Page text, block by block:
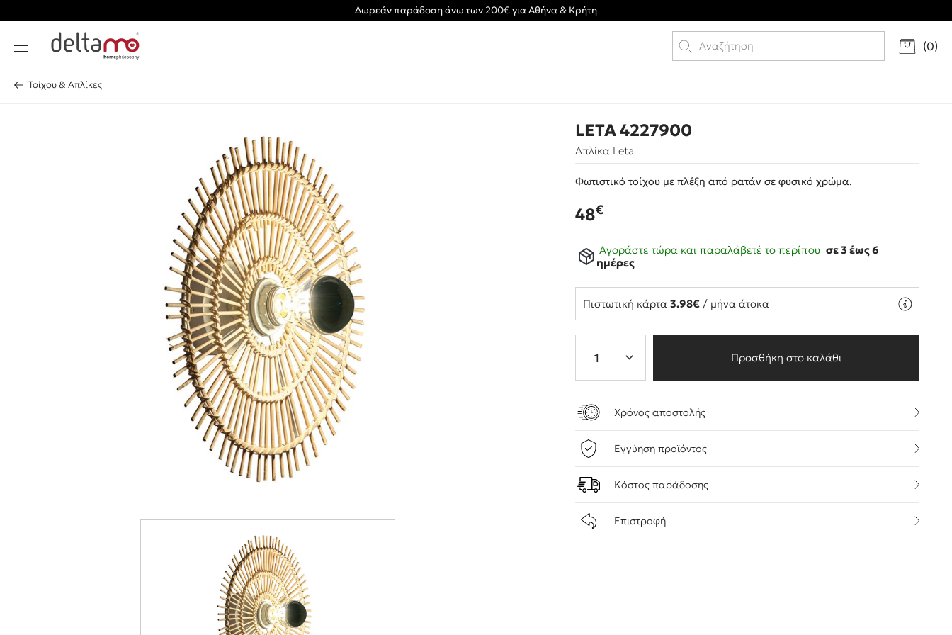
Δωρεάν παράδοση άνω των 200€ για Αθήνα & Κρήτη
(0)
Τοίχου & Απλίκες
LETA 4227900
Απλίκα Leta
Φωτιστικό τοίχου με πλέξη από ρατάν σε φυσικό χρώμα.
48€
Αγοράστε τώρα και παραλάβετέ το περίπου σε 3 έως 6
ημέρες
Πιστωτική κάρτα3.98€ / μήνα άτοκα
Προσθήκη στο καλάθι
Χρόνος αποστολής
Εγγύηση προϊόντος
Κόστος παράδοσης
Επιστροφή